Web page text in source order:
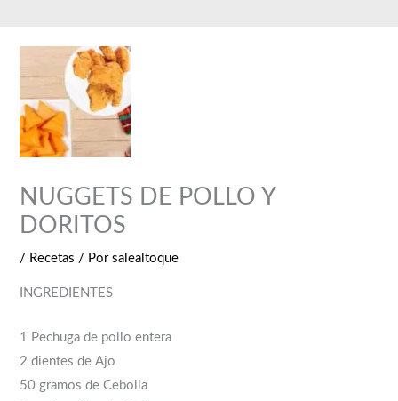
NUGGETS DE POLLO Y
DORITOS
/ Recetas / Porsalealtoque
INGREDIENTES
1 Pechuga de pollo entera
2 dientes de Ajo
50 gramos de Cebolla